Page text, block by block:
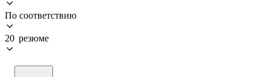
По соответствию
20 резюме